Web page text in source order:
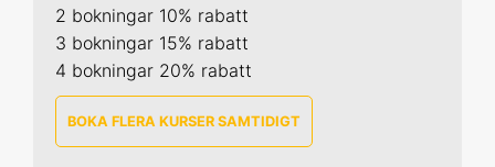
2 bokningar 10% rabatt
3 bokningar 15% rabatt
4 bokningar 20% rabatt
BOKA FLERA KURSER SAMTIDIGT